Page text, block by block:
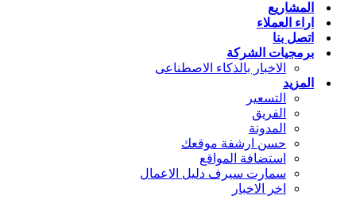
المشاريع
اراء العملاء
اتصل بنا
برمجيات الشركة
الاخبار بالذكاء الاصطناعى
المزيد
التسعير
الفريق
المدونة
حسن ارشفة موقعك
استضافة المواقع
سمارت سيرف دليل الاعمال
اخر الاخبار